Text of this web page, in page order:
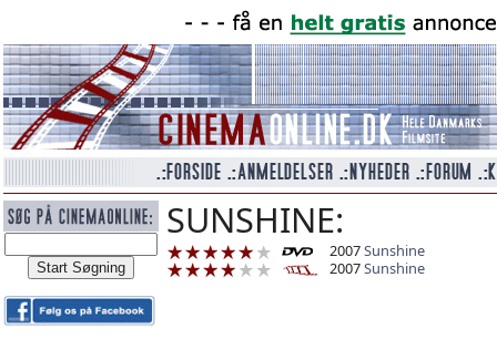
SUNSHINE:
2007Sunshine
2007Sunshine